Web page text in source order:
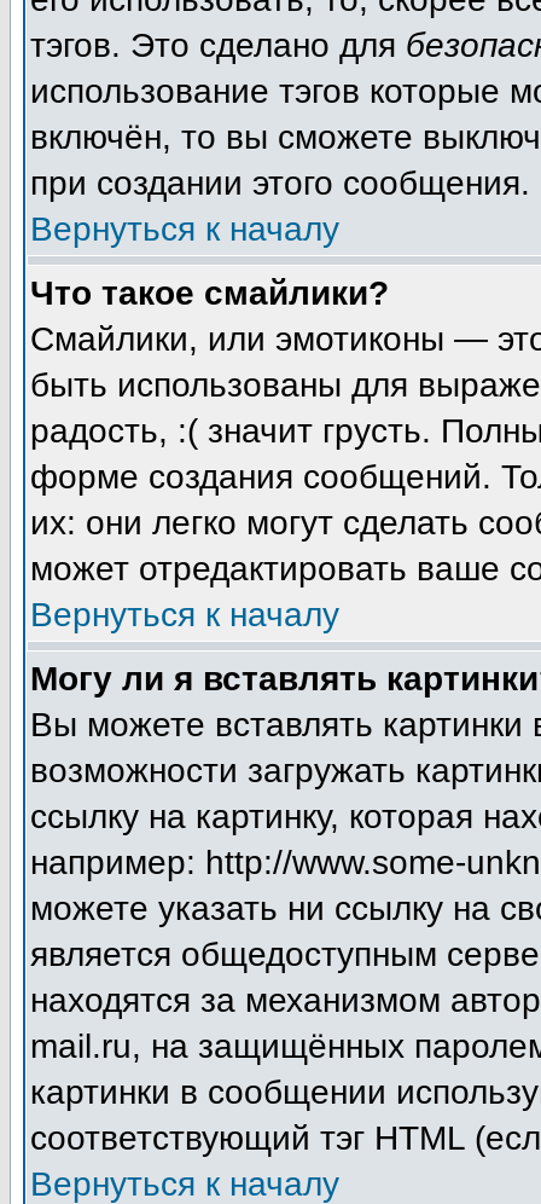
тэгов. Это сделано для
использование тэгов которые
включён, то вы сможете
при создании этого сообщения.
Вернуться к началу
Что такое смайлики?
Смайлики, или эмотиконы —
быть использованы для
радость, :( значит грусть.
форме создания сообщений.
их: они легко могут сделать
может отредактировать ваше
Вернуться к началу
Могу ли я вставлять
Вы можете вставлять
возможности загружать
ссылку на картинку, которая
например: http://www.some-
можете указать ни ссылку на
является общедоступным
находятся за механизмом
mail.ru, на защищённых
картинки в сообщении
соответствующий тэг HTML
Вернуться к началу